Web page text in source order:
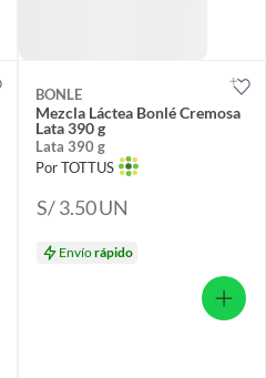
BONLE
Mezcla Láctea Bonlé Cremosa
Lata 390 g
Lata 390 g
Por TOTTUS
S/ 3.50UN
Envíorápido